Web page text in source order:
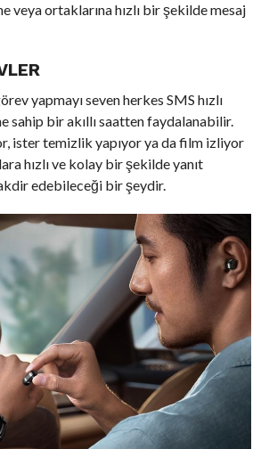
veya ortaklarına hızlı bir şekilde mesaj
yapmayı seven herkes SMS hızlı
sahip bir akıllı saatten faydalanabilir.
ister temizlik yapıyor ya da film izliyor
hızlı ve kolay bir şekilde yanıt
edebileceği bir şeydir.